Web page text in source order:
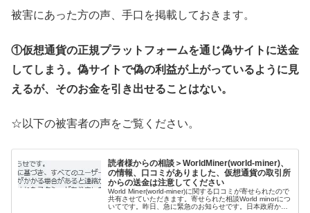
被害にあった方の声、手口を掲載しておきます。
①仮想通貨の正規プラットフォームを通じ偽サイトに送金
してしまう。偽サイトで偽の利益が上がっているように見
えるが、そのお金を引き出せることはない。
☆以下の被害者の声をご覧ください。
読者様からの相談＞WorldMiner(world-miner)、
の情報、口コミがありました、仮想通貨の取引所
からの送金は注意してください
World Miner(world-miner)に関する口コミが寄せられたので
共有させていただきます。寄せられた相談World minorにつ
いてです。昨日、急に緊急のお知らせです。日本政府から